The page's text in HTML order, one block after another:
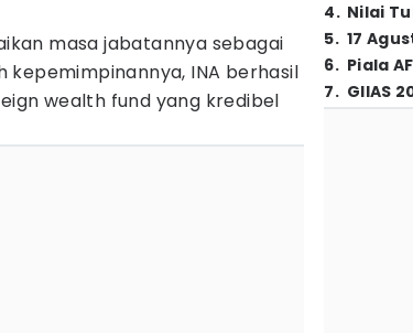
masa jabatannya sebagai
kepemimpinannya, INA berhasil
wealth fund yang kredibel
4. Nilai
5. 17
6. Piala
7. GIIAS